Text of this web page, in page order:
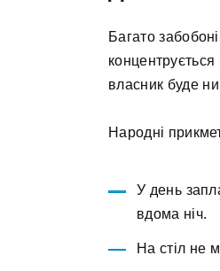
Багато
власник буде
Народні
У день
вдома ніч.
На стіл не